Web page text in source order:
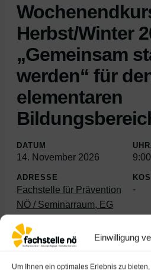
Einwilligung
Um Ihnen ein optimales Erlebnis zu
Herbst/Winter
„Gemeinsam
werden“ für
elementaren
DATUM
14. November 2026 9:00
ADRESSE
Fachstelle für Prävention
NÖ / Seminarraum, EG
-
Jetzt anmelden